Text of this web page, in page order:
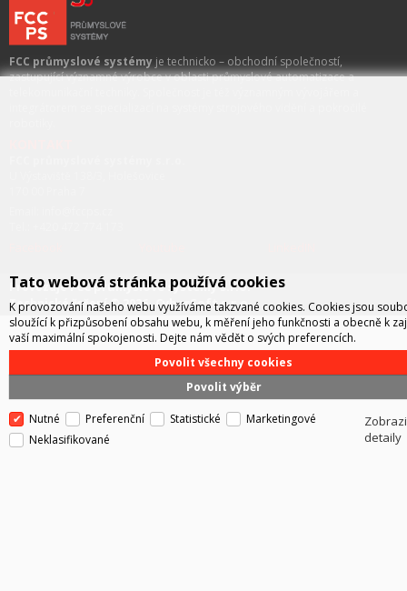
FCC průmyslové systémyje technicko – obchodní společností,
zastupující významné výrobce v oblasti průmyslové automatizace a
ProvozujeFCC průmyslové systémy s.r.o.
Technické řešení © 2026 CyberSoft s.r.o.
Tato webová stránka používá cookies
K provozování našeho webu využíváme takzvané cookies. Cookies jsou
sloužící k přizpůsobení obsahu webu, k měření jeho funkčnosti a obecně k
vaší maximální spokojenosti. Dejte nám vědět o svých preferencích.
Povolit výběr
Povolit všechny cookies
Nutné Preferenční Statistické
Marketingové
Neklasifikované
detaily